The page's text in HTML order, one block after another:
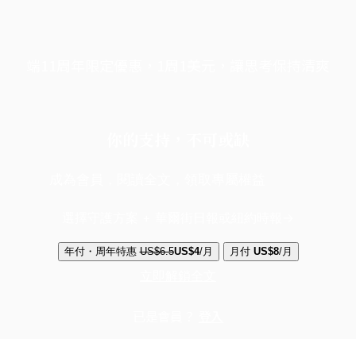
年付・周年特惠 US$6.5US$4/月 月付 US$8/月